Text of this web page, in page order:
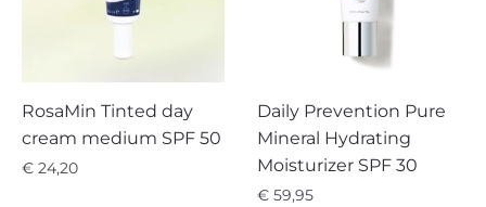
RosaMin Tinted day
cream medium SPF 50
€ 24,20
Daily Prevention Pure
Mineral Hydrating
Moisturizer SPF 30
€ 59,95